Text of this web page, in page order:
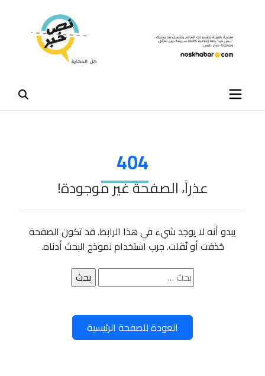
404
عذراً، الصفحة غير موجودة!
يبدو أنه لا يوجد شيء في هذا الرابط. قد تكون الصفحة
حُذفت أو نُقلت. جرب استخدام نموذج البحث أدناه.
البحث
عن:
العودة للصفحة الرئيسية